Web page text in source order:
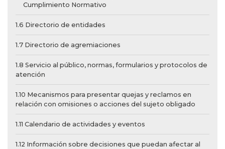
Cumplimiento Normativo
1.6 Directorio de entidades
1.7 Directorio de agremiaciones
1.8 Servicio al público, normas, formularios y protocolos de
atención
1.10 Mecanismos para presentar quejas y reclamos en
relación con omisiones o acciones del sujeto obligado
1.11 Calendario de actividades y eventos
1.12 Información sobre decisiones que puedan afectar al